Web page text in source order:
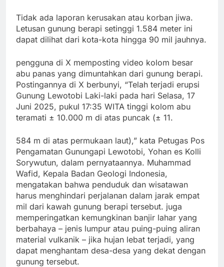
Tidak ada laporan kerusakan atau korban jiwa.
Letusan gunung berapi setinggi 1.584 meter ini
dapat dilihat dari kota-kota hingga 90 mil jauhnya.
pengguna di X memposting video kolom besar
abu panas yang dimuntahkan dari gunung berapi.
Postingannya di X berbunyi, “Telah terjadi erupsi
Gunung Lewotobi Laki-laki pada hari Selasa, 17
Juni 2025, pukul 17:35 WITA tinggi kolom abu
teramati ± 10.000 m di atas puncak (± 11.
584 m di atas permukaan laut),” kata Petugas Pos
Pengamatan Gunungapi Lewotobi, Yohan es Kolli
Sorywutun, dalam pernyataannya. Muhammad
Wafid, Kepala Badan Geologi Indonesia,
mengatakan bahwa penduduk dan wisatawan
harus menghindari perjalanan dalam jarak empat
mil dari kawah gunung berapi tersebut. juga
memperingatkan kemungkinan banjir lahar yang
berbahaya – jenis lumpur atau puing-puing aliran
material vulkanik – jika hujan lebat terjadi, yang
dapat menghantam desa-desa yang dekat dengan
gunung tersebut.